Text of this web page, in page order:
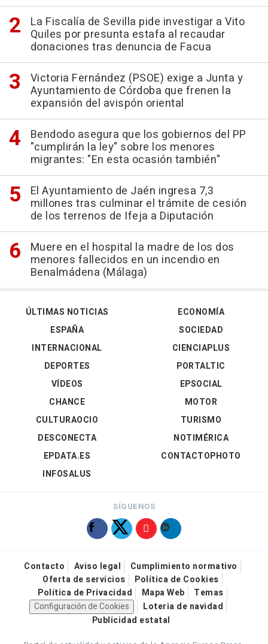
La Fiscalía de Sevilla pide investigar a Vito
Quiles por presunta estafa al recaudar
donaciones tras denuncia de Facua
Victoria Fernández (PSOE) exige a Junta y
Ayuntamiento de Córdoba que frenen la
expansión del avispón oriental
Bendodo asegura que los gobiernos del PP
"cumplirán la ley" sobre los menores
migrantes: "En esta ocasión también"
El Ayuntamiento de Jaén ingresa 7,3
millones tras culminar el trámite de cesión
de los terrenos de Ifeja a Diputación
Muere en el hospital la madre de los dos
menores fallecidos en un incendio en
Benalmádena (Málaga)
ÚLTIMAS NOTICIAS
ESPAÑA
INTERNACIONAL
DEPORTES
VÍDEOS
ECONOMÍA
SOCIEDAD
CIENCIAPLUS
PORTALTIC
EPSOCIAL
CHANCE
CULTURAOCIO
DESCONECTA
EPDATA.ES
INFOSALUS
MOTOR
TURISMO
NOTIMÉRICA
CONTACTOPHOTO
SÍGUENOS
Contacto Aviso legal
Cumplimiento normativo
Oferta de servicios
Política de Cookies
Política de Privacidad
Mapa Web
Temas
Configuración de Cookies
Loteria de navidad
Publicidad estatal